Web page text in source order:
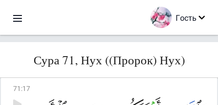
Гость
Сура 71, Нух ((Пророк) Нух)
71 :17